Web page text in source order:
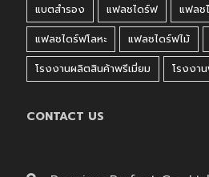
แบตสำรอง
แฟลชไดร์ฟ
แฟลช
แฟลชไดร์ฟโลหะ
แฟลชไดร์ฟไม้
โรงงานผลิตสินค้าพรีเมี่ยม
โรงงา
CONTACT US